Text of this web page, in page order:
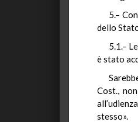
5.–
dello
5.1.–
è stato
Cost.,
stesso».